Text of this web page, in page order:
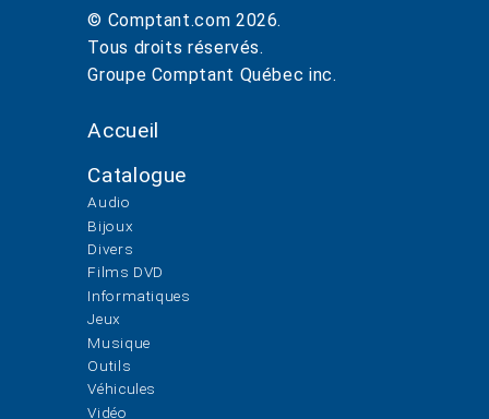
© Comptant.com 2026.
Tous droits réservés.
Groupe Comptant Québec inc.
Accueil
Catalogue
Audio
Bijoux
Divers
Films DVD
Informatiques
Jeux
Musique
Outils
Véhicules
Vidéo